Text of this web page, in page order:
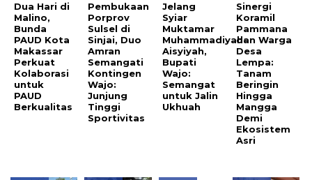
Dua Hari di
Malino,
Bunda
PAUD Kota
Makassar
Perkuat
Kolaborasi
untuk
PAUD
Berkualitas
Pembukaan
Porprov
Sulsel di
Sinjai, Duo
Amran
Semangati
Kontingen
Wajo:
Junjung
Tinggi
Sportivitas
Jelang
Syiar
Muktamar
Muhammadiyah-
Aisyiyah,
Bupati
Wajo:
Semangat
untuk Jalin
Ukhuah
Sinergi
Koramil
Pammana
dan Warga
Desa
Lempa:
Tanam
Beringin
Hingga
Mangga
Demi
Ekosistem
Asri